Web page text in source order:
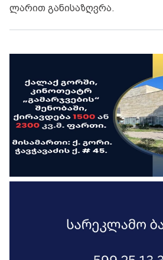
ლარით განისაზღვრა.